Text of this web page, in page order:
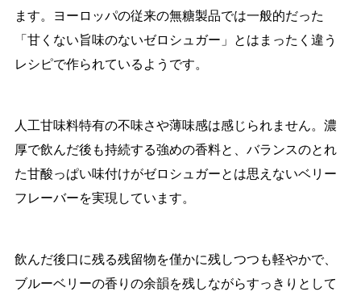
ます。ヨーロッパの従来の無糖製品では一般的だった
「甘くない旨味のないゼロシュガー」とはまったく違う
レシピで作られているようです。
人工甘味料特有の不味さや薄味感は感じられません。濃
厚で飲んだ後も持続する強めの香料と、バランスのとれ
た甘酸っぱい味付けがゼロシュガーとは思えないベリー
フレーバーを実現しています。
飲んだ後口に残る残留物を僅かに残しつつも軽やかで、
ブルーベリーの香りの余韻を残しながらすっきりとして